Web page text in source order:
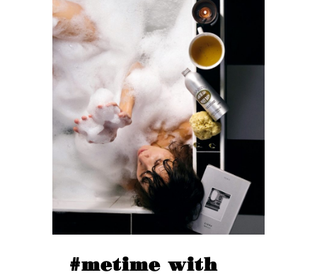
#metime with